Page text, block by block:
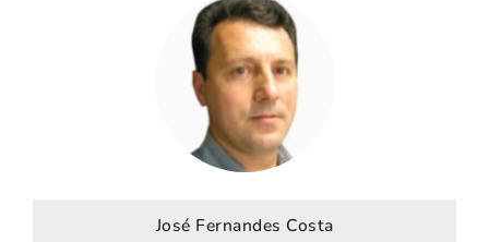
José Fernandes Costa